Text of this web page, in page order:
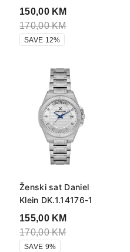
150,00 KM
170,00KM
SAVE 12%
Ženski sat Daniel
Klein DK.1.14176-1
155,00 KM
170,00KM
SAVE 9%